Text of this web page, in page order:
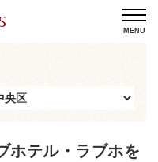
MENU
ホテル・ラブホを